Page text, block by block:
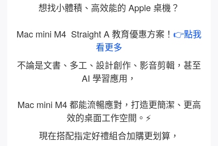
想找小體積、高效能的 Apple 桌機？
Mac mini M4 Straight A 教育優惠方案！ 👉點我
看更多
不論是文書、多工、設計創作、影音剪輯，甚至
AI 學習應用，
Mac mini M4 都能流暢應對，打造更簡潔、更高
效的桌面工作空間。⚡
現在搭配指定好禮組合加購更划算，